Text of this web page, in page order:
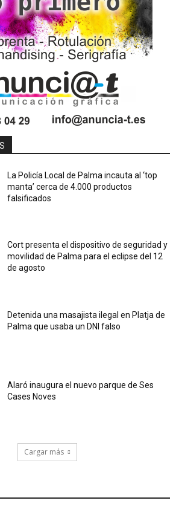
La Policía Local de Palma incauta al ‘top
manta’ cerca de 4.000 productos
falsificados
Cort presenta el dispositivo de seguridad y
movilidad de Palma para el eclipse del 12
de agosto
Detenida una masajista ilegal en Platja de
Palma que usaba un DNI falso
Alaró inaugura el nuevo parque de Ses
Cases Noves
Cargar más